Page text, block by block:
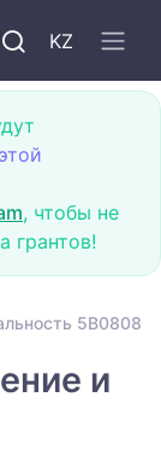
KZ
этой
, чтобы не
грантов!
и